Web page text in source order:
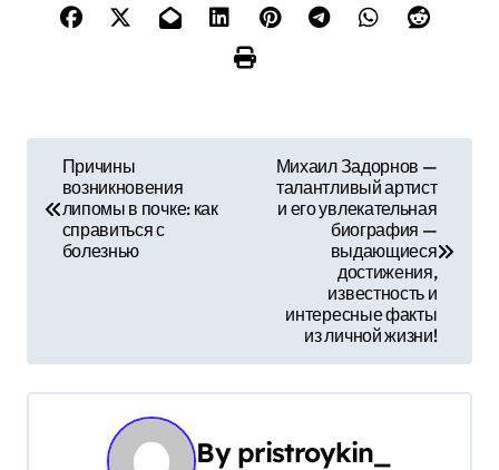
а
Причины
возникновения
липомы в почке: как
справиться с
болезнью
Михаил Задорнов —
талантливый артист
и его увлекательная
биография —
выдающиеся
достижения,
известность и
интересные факты
из личной жизни!
By pristroykin_